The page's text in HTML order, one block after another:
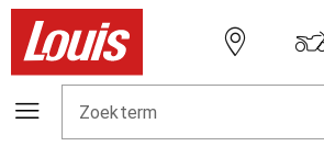
Zoekterm